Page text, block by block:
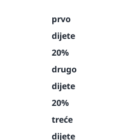
prvo
dijete
20%
drugo
dijete
20%
treće
dijete